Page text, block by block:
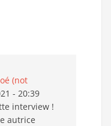
(not
- 20:39
interview !
autrice